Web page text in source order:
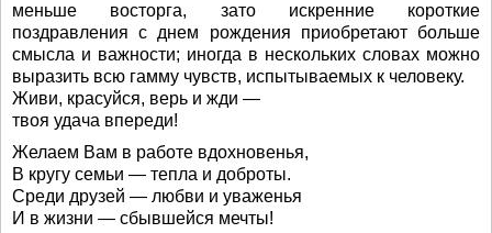
меньше восторга, зато искренние короткие
поздравления с днем рождения приобретают больше
смысла и важности; иногда в нескольких словах можно
выразить всю гамму чувств, испытываемых к человеку.
Живи, красуйся, верь и жди —
твоя удача впереди!
Желаем Вам в работе вдохновенья,
В кругу семьи — тепла и доброты.
Среди друзей — любви и уваженья
И в жизни — сбывшейся мечты!